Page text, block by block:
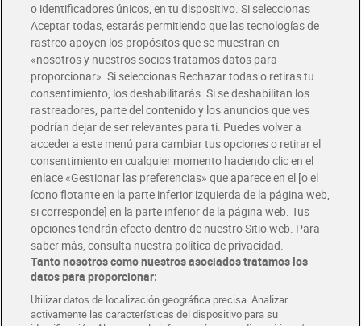
Envío gratis por compras superiores a 100€
Envío estandar por 4,99€
Glovo y Uber Eats
Solicita tu factura de Glovo o Uber Eats
Únete al CLUB Dia
Disfruta las ventajas y ofertas exclusivas.
Descárgate la APP Dia
Folletos y Tiendas
Descubre las mejores ofertas y busca tu tienda más cercana
Tarjeta MaX Dia
Te devuelve hasta 8€/mes de tus compras.
¡Solicita tu tarjeta de crédito aquí!
COMER MEJOR CADA DIA
o identificadores únicos, en tu dispositivo. Si seleccionas
Aceptar todas, estarás permitiendo que las tecnologías de
rastreo apoyen los propósitos que se muestran en
«nosotros y nuestros socios tratamos datos para
proporcionar». Si seleccionas Rechazar todas o retiras tu
consentimiento, los deshabilitarás. Si se deshabilitan los
rastreadores, parte del contenido y los anuncios que ves
podrían dejar de ser relevantes para ti. Puedes volver a
acceder a este menú para cambiar tus opciones o retirar el
consentimiento en cualquier momento haciendo clic en el
enlace «Gestionar las preferencias» que aparece en el [o el
ícono flotante en la parte inferior izquierda de la página web,
si corresponde] en la parte inferior de la página web. Tus
opciones tendrán efecto dentro de nuestro Sitio web. Para
saber más, consulta nuestra política de privacidad.
Tanto nosotros como nuestros asociados tratamos los
datos para proporcionar:
Utilizar datos de localización geográfica precisa. Analizar
activamente las características del dispositivo para su